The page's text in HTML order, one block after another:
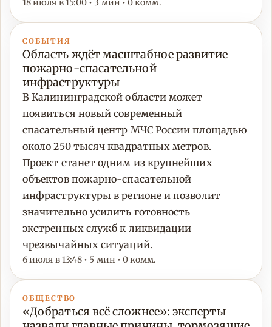
18 июля в 15:00 • 3 мин • 0 комм.
СОБЫТИЯ
Область ждёт масштабное развитие
пожарно-спасательной
инфраструктуры
В Калининградской области может
появиться новый современный
спасательный центр МЧС России площадью
около 250 тысяч квадратных метров.
Проект станет одним из крупнейших
объектов пожарно-спасательной
инфраструктуры в регионе и позволит
значительно усилить готовность
экстренных служб к ликвидации
чрезвычайных ситуаций.
6 июля в 13:48 • 5 мин • 0 комм.
ОБЩЕСТВО
«Добраться всё сложнее»: эксперты